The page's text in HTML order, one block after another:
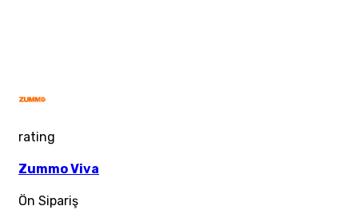
rating
Zummo Viva
Ön Sipariş